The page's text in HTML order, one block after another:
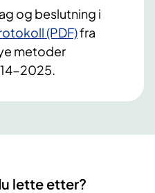
og beslutning i
(PDF)fra
metoder
2025.
lette etter?